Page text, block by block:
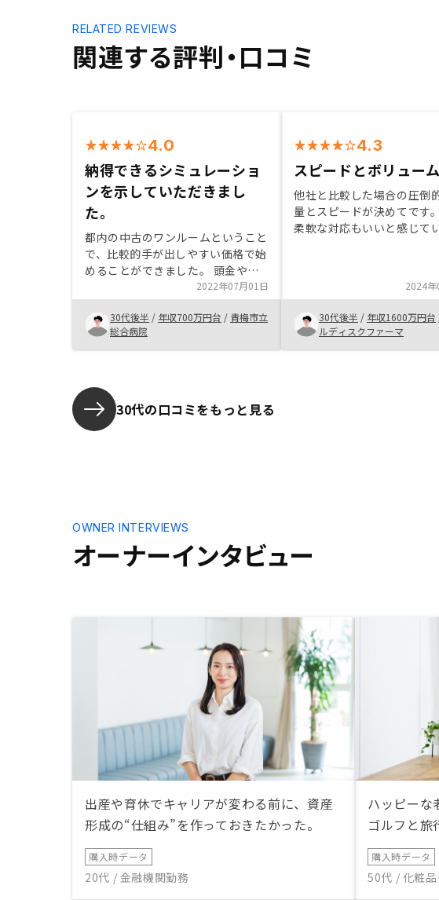
関連する評判・口コミ
RELATED REVIEWS
4.0
納得できるシミュレーショ
ンを示していただきまし
た。
都内の中古のワンルームということ
で、比較的手が出しやすい価格で始
めることができました。 頭金やロ
ーン年数などじっくり比較する時間
と手間をとっていただいたので納得
して始めることができました。 や
っとスタート地点。本番はこれから
ですが、これまでの面倒な手続き等
など取れない状況で、面談や書類作
成など臨機応変に対応してください
ました。 今後の運用における手助
けにも期待しております。
2022年07月01日
30代後半 / 年収700万円台 / 青梅市立
総合病院
4.3
スピードとボリューム
他社と比較した場合の圧倒
量とスピードが決めてです。
柔軟な対応もいいと感じて
して判断しています。
2024年
30代後半 / 年収1600万円台
ルディスクファーマ
30代の口コミをもっと見る
オーナーインタビュー
OWNER INTERVIEWS
出産や育休でキャリアが変わる前に、資産
形成の“仕組み”を作っておきたかった。
購入時データ
20代 / 金融機関勤務
ハッピーな
ゴルフと旅
購入時データ
50代 / 化粧